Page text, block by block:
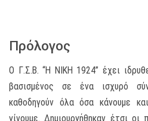
Πρόλογος
Ο Γ.Σ.Β. “Η ΝΙΚΗ 1924” έχει
βασισμένος σε ένα ισχυρό
καθοδηγούν όλα όσα κάνουμε
γίνουμε. Δημιουργήθηκαν έτσι